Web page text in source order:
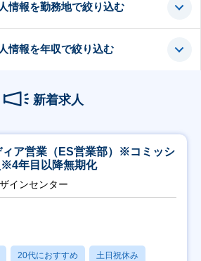
情報を勤務地で絞り込む
情報を年収で絞り込む
新着求人
ィア営業（ES営業部）※コミッシ
※4年目以降無期化
インセンター
20代におすすめ 土日祝休み